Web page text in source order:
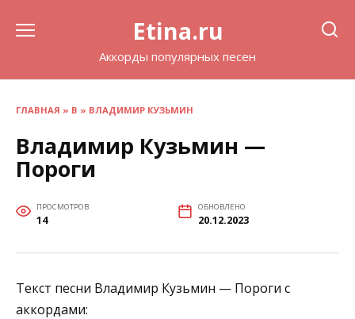
Etina.ru
Аккорды популярных песен
ГЛАВНАЯ » В » ВЛАДИМИР КУЗЬМИН
Владимир Кузьмин —
Пороги
ПРОСМОТРОВ
14
ОБНОВЛЕНО
20.12.2023
Текст песни Владимир Кузьмин — Пороги с
аккордами: